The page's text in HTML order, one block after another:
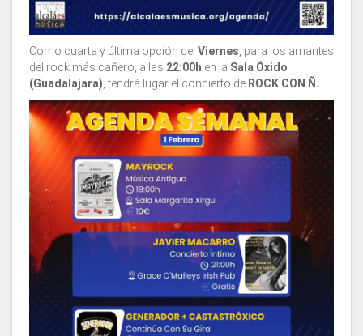
Como cuarta y última opción del Viernes , para los amantes
del rock más cañero, a las 22:00h en la Sala Óxido
(Guadalajara) , tendrá lugar el concierto de ROCK CON Ñ.